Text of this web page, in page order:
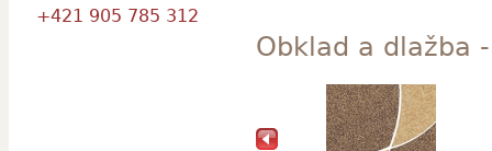
Obklad a dlažba
+421 905 785 312